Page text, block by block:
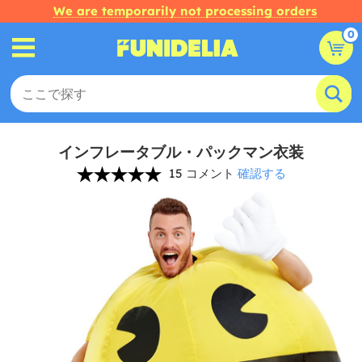
We are temporarily not processing orders
0
インフレータブル・パックマン衣装
15 コメント 確認する